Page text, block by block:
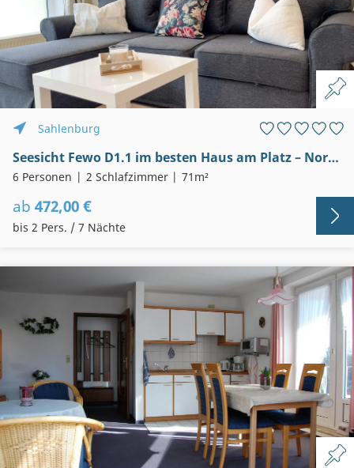
Sahlenburg
Seesicht Fewo D1.1 im besten Haus am Platz – Nordseebrandung
6 Personen 2 Schlafzimmer 71m²
ab 472,00 €
bis 2 Pers. / 7 Nächte